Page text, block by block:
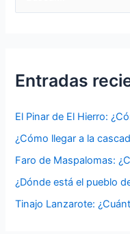
r
r
:
Entradas
El Pinar de El Hierro:
¿Cómo llegar a la
Faro de Maspalomas:
¿Dónde está el pueblo
Tinajo Lanzarote: